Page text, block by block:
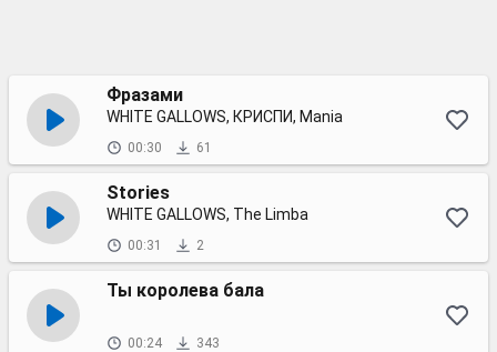
Фразами
WHITE GALLOWS, КРИСПИ, Mania
00:30 61
Stories
WHITE GALLOWS, The Limba
00:31 2
Ты королева бала
00:24 343